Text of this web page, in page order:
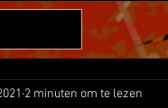
2 minuten om te lezen